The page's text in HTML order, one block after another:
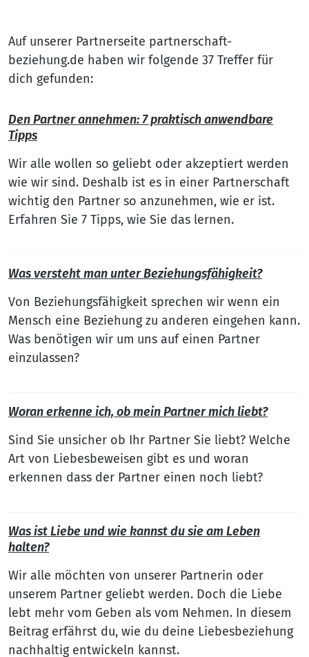
Auf unserer Partnerseite partnerschaft-
beziehung.de haben wir folgende 37 Treffer für
dich gefunden:
Den Partner annehmen: 7 praktisch anwendbare
Tipps
Wir alle wollen so geliebt oder akzeptiert werden
wie wir sind. Deshalb ist es in einer Partnerschaft
wichtig den Partner so anzunehmen, wie er ist.
Erfahren Sie 7 Tipps, wie Sie das lernen.
Was versteht man unter Beziehungsfähigkeit?
Von Beziehungsfähigkeit sprechen wir wenn ein
Mensch eine Beziehung zu anderen eingehen kann.
Was benötigen wir um uns auf einen Partner
einzulassen?
Woran erkenne ich, ob mein Partner mich liebt?
Sind Sie unsicher ob Ihr Partner Sie liebt? Welche
Art von Liebesbeweisen gibt es und woran
erkennen dass der Partner einen noch liebt?
Was ist Liebe und wie kannst du sie am Leben
halten?
Wir alle möchten von unserer Partnerin oder
unserem Partner geliebt werden. Doch die Liebe
lebt mehr vom Geben als vom Nehmen. In diesem
Beitrag erfährst du, wie du deine Liebesbeziehung
nachhaltig entwickeln kannst.